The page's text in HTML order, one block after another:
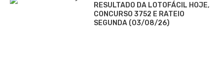
RESULTADO DA LOTOFÁCIL HOJE,
CONCURSO 3752 E RATEIO
SEGUNDA (03/08/26)